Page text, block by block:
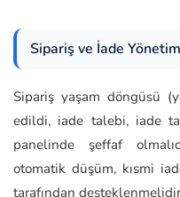
Sipariş ve İade
Sipariş yaşam döngüsü
edildi, iade talebi, iade
panelinde şeffaf
otomatik düşüm, kısmi
tarafından